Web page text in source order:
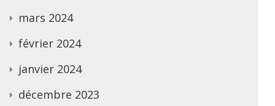
mars 2024
février 2024
janvier 2024
décembre 2023